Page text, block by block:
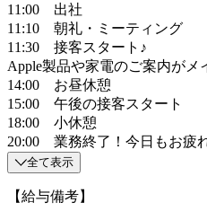
11:00 出社
11:10 朝礼・ミーティング
11:30 接客スタート♪
Apple製品や家電のご案内が
14:00 お昼休憩
15:00 午後の接客スタート
18:00 小休憩
20:00 業務終了！今日もお疲
全て表示
【給与備考】